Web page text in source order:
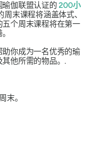
瑜伽联盟认证的200小
周末课程将涵盖体式、
个周末课程将在第一
你成为一名优秀的瑜
他所需的物品。.
末。